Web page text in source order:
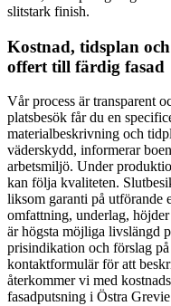
slitstark finish.
Kostnad, tidsplan
offert till färdig fasad
Vår process är transparent
platsbesök får du en
materialbeskrivning och
väderskydd, informerar
arbetsmiljö. Under
kan följa kvaliteten.
liksom garanti på utförande
omfattning, underlag,
är högsta möjliga livslängd
prisindikation och förslag
kontaktformulär för att
återkommer vi med
fasadputsning i Östra